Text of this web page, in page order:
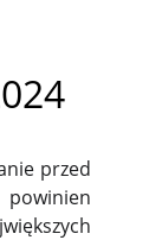
przed